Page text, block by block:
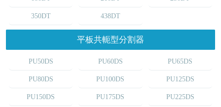
350DT 438DT
平板共軛型分割器
PU50DS PU60DS PU65DS
PU80DS PU100DS PU125DS
PU150DS PU175DS PU225DS